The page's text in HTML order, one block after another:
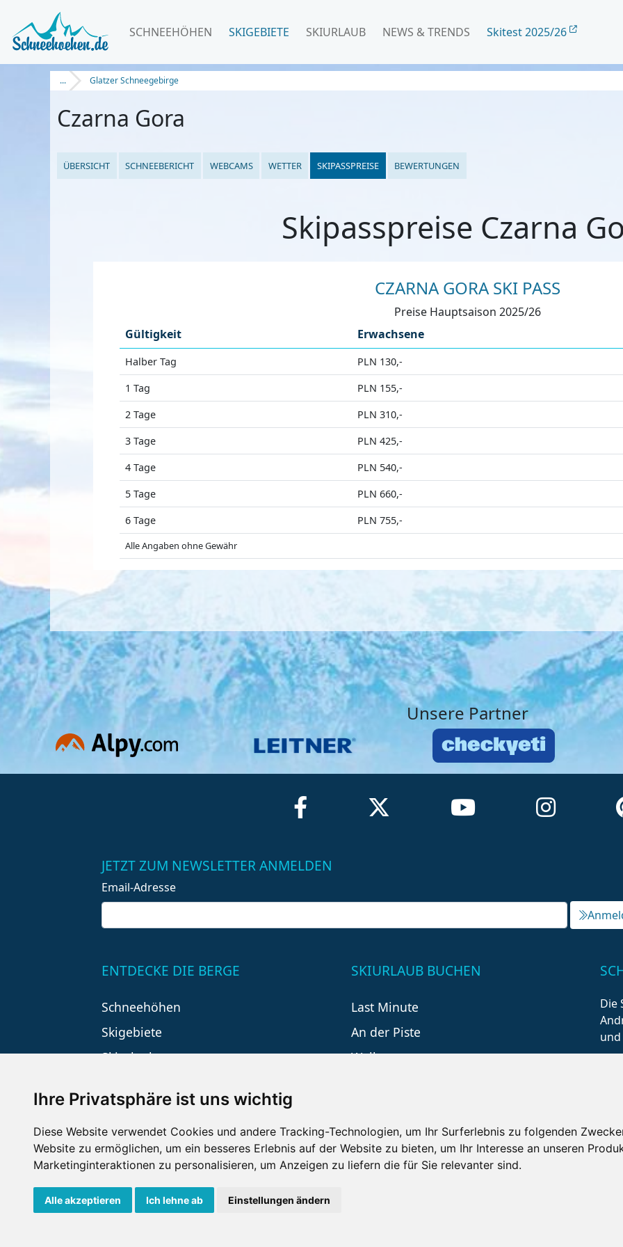
Ihre Privatsphäre ist uns wichtig
Diese Website verwendet Cookies und andere Tracking-Technologien, um Ihr Surferlebnis zu folgenden
Website zu ermöglichen, um ein besseres Erlebnis auf der Website zu bieten, um Ihr Interesse an unseren
Marketinginteraktionen zu personalisieren, um Anzeigen zu liefern die für Sie relevanter sind.
Alle akzeptieren Ich lehne ab Einstellungen ändern
SCHNEEHÖHEN SKIGEBIETE SKIURLAUB NEWS & TRENDS Skitest 2025/26
... Glatzer Schneegebirge
Czarna Gora
ÜBERSICHT SCHNEEBERICHT WEBCAMS WETTER SKIPASSPREISE BEWERTUNGEN
Skipasspreise Czarna
CZARNA GORA SKI PASS
Preise Hauptsaison 2025/26
Gültigkeit
Erwachsene
Halber Tag
PLN 130,-
1 Tag
PLN 155,-
2 Tage
PLN 310,-
3 Tage
PLN 425,-
4 Tage
PLN 540,-
5 Tage
PLN 660,-
6 Tage
PLN 755,-
Alle Angaben ohne Gewähr
Unsere Partner
JETZT ZUM NEWSLETTER ANMELDEN
Email-Adresse
ENTDECKE DIE BERGE
Schneehöhen
Skigebiete
Skiurlaub
SKIURLAUB BUCHEN
Last Minute
An der Piste
Wellness
Die
Impressum Datenschutz